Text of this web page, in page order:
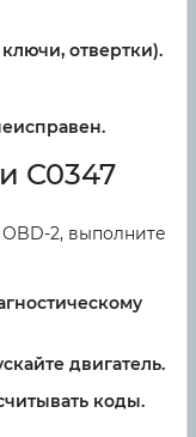
отвертки).
C0347
2, выполните
двигатель.
коды.